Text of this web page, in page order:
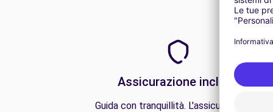
Assicurazione inclusa
Guida con tranquillità. L'assicurazione di